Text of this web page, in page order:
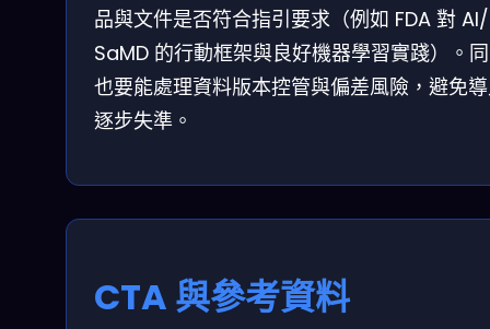
品與文件是否符合指引要求（例如 FDA 對
SaMD 的行動框架與良好機器學習實踐）。
也要能處理資料版本控管與偏差風險，避免
逐步失準。
CTA 與參考資料